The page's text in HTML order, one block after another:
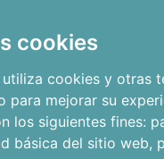
cookies
cookies y otras
para mejorar su
los siguientes fines:
básica del sitio web,